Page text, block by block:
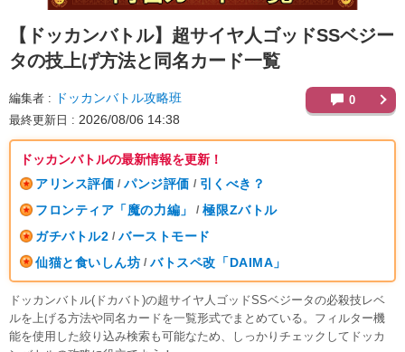
【ドッカンバトル】 超サイヤ人ゴッドSSベジー
タの技上げ方法と同名カード一覧
編集者 ドッカンバトル攻略班
最終更新日 2026/08/06 14:38
0
ドッカンバトルの最新情報を更新！
アリンス評価 / パンジ評価 / 引くべき？
フロンティア「魔の力編」
/ 極限Zバトル
ガチバトル2 / バーストモード
仙猫と食いしん坊 / バトスペ改「DAIMA」
ドッカンバトル(ドカバト)の超サイヤ人ゴッドSSベジータの必殺技レベ
ルを上げる方法や同名カードを一覧形式でまとめている。フィルター機
能を使用した絞り込み検索も可能なため、しっかりチェックしてドッカ